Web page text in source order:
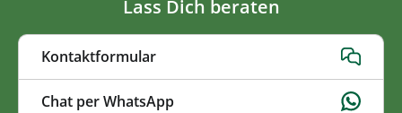
Lass Dich beraten
Kontaktformular
Chat per WhatsApp